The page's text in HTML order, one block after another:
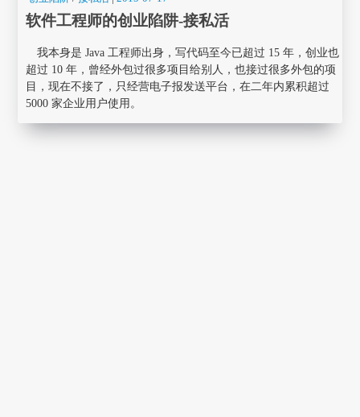
软件工程师的创业陷阱-接私活
我本身是 Java 工程师出身，写代码至今已超过 15 年，创业也
超过 10 年，曾经外包过很多项目给别人，也接过很多外包的项
目，现在不接了，只经营电子报发送平台，在二年内累积超过
5000 家企业用户使用。